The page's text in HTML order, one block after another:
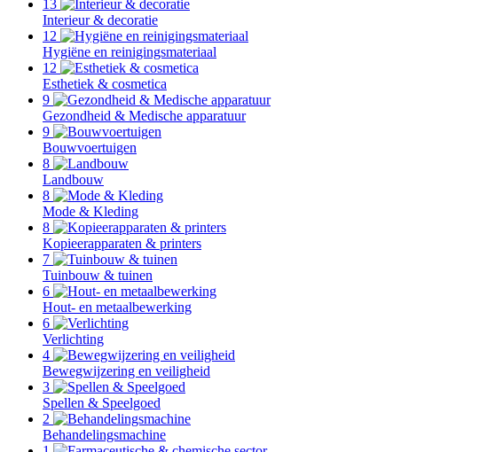
13
Interieur & decoratie
12
Hygiëne en reinigingsmateriaal
12
Esthetiek & cosmetica
9
Gezondheid & Medische apparatuur
9
Bouwvoertuigen
8
Landbouw
8
Mode & Kleding
8
Kopieerapparaten & printers
7
Tuinbouw & tuinen
6
Hout- en metaalbewerking
6
Verlichting
4
Bewegwijzering en veiligheid
3
Spellen & Speelgoed
2
Behandelingsmachine